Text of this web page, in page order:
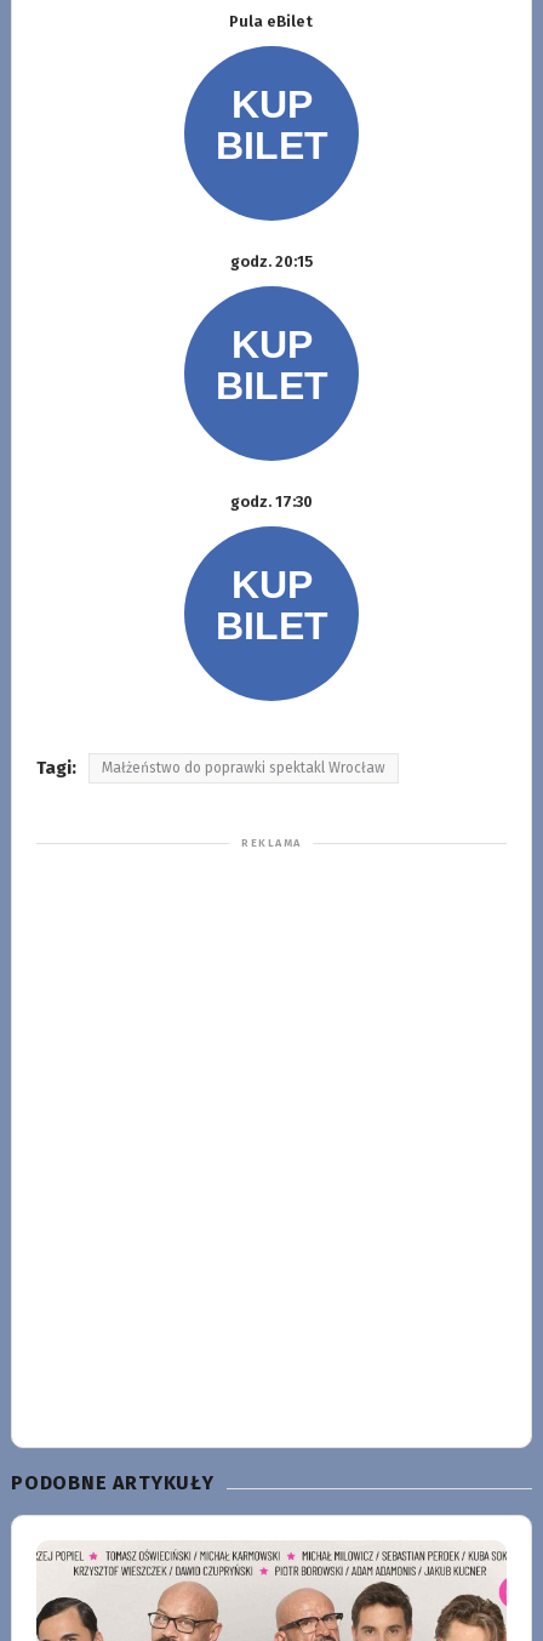
Pula eBilet
godz. 20:15
godz. 17:30
Tagi: Małżeństwo do poprawki spektakl Wrocław
PODOBNE ARTYKUŁY